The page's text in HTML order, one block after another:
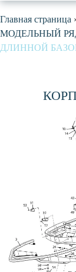
Главная страница ›
МОДЕЛЬНЫЙ
ДЛИННОЙ